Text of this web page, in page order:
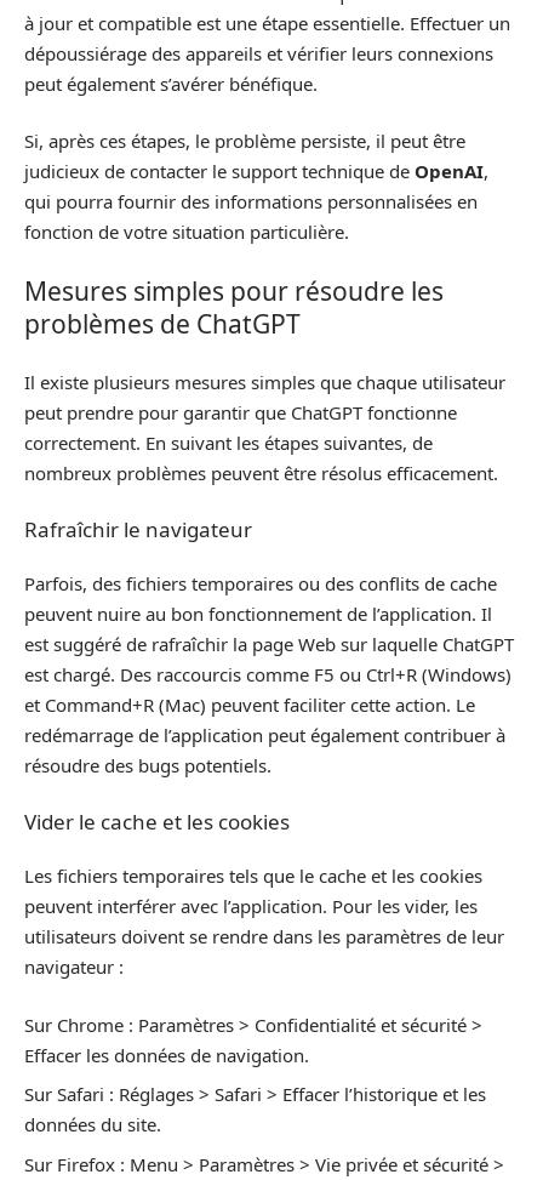
à jour et compatible est une étape essentielle. Effectuer un
dépoussiérage des appareils et vérifier leurs connexions
peut également s’avérer bénéfique.
Si, après ces étapes, le problème persiste, il peut être
judicieux de contacter le support technique de OpenAI,
qui pourra fournir des informations personnalisées en
fonction de votre situation particulière.
Mesures simples pour résoudre les
problèmes de ChatGPT
Il existe plusieurs mesures simples que chaque utilisateur
peut prendre pour garantir que ChatGPT fonctionne
correctement. En suivant les étapes suivantes, de
nombreux problèmes peuvent être résolus efficacement.
Rafraîchir le navigateur
Parfois, des fichiers temporaires ou des conflits de cache
peuvent nuire au bon fonctionnement de l’application. Il
est suggéré de rafraîchir la page Web sur laquelle ChatGPT
est chargé. Des raccourcis comme F5 ou Ctrl+R (Windows)
et Command+R (Mac) peuvent faciliter cette action. Le
redémarrage de l’application peut également contribuer à
résoudre des bugs potentiels.
Vider le cache et les cookies
Les fichiers temporaires tels que le cache et les cookies
peuvent interférer avec l’application. Pour les vider, les
utilisateurs doivent se rendre dans les paramètres de leur
navigateur :
Sur Chrome : Paramètres > Confidentialité et sécurité >
Effacer les données de navigation.
Sur Safari : Réglages > Safari > Effacer l’historique et les
données du site.
Sur Firefox : Menu > Paramètres > Vie privée et sécurité >